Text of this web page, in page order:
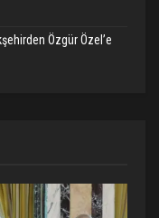
Özgür Özel’e